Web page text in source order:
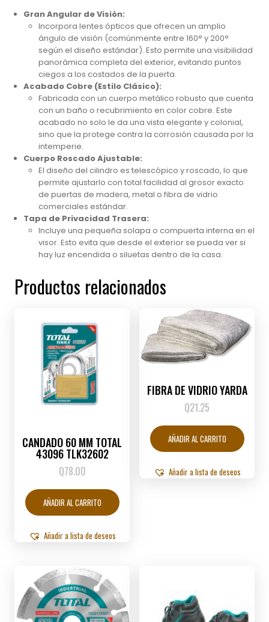
Gran Angular de Visión:
Incorpora lentes ópticos que ofrecen un amplio
ángulo de visión (comúnmente entre 160° y 200°
según el diseño estándar). Esto permite una visibilidad
panorámica completa del exterior, evitando puntos
ciegos a los costados de la puerta.
Acabado Cobre (Estilo Clásico):
Fabricada con un cuerpo metálico robusto que cuenta
con un baño o recubrimiento en color cobre. Este
acabado no solo le da una vista elegante y colonial,
sino que la protege contra la corrosión causada por la
intemperie.
Cuerpo Roscado Ajustable:
El diseño del cilindro es telescópico y roscado, lo que
permite ajustarlo con total facilidad al grosor exacto
de puertas de madera, metal o fibra de vidrio
comerciales estándar.
Tapa de Privacidad Trasera:
Incluye una pequeña solapa o compuerta interna en el
visor. Esto evita que desde el exterior se pueda ver si
hay luz encendida o siluetas dentro de la casa.
Productos relacionados
CANDADO 60 MM TOTAL
43096 TLK32602
Q78.00
AÑADIR AL CARRITO
Añadir a lista de deseos
FIBRA DE VIDRIO YARDA
Q21.25
AÑADIR AL CARRITO
Añadir a lista de deseos